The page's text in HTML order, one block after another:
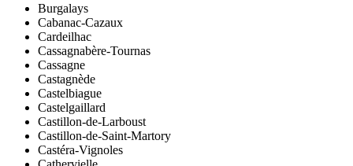
Burgalays
Cabanac-Cazaux
Cardeilhac
Cassagnabère-Tournas
Cassagne
Castagnède
Castelbiague
Castelgaillard
Castillon-de-Larboust
Castillon-de-Saint-Martory
Castéra-Vignoles